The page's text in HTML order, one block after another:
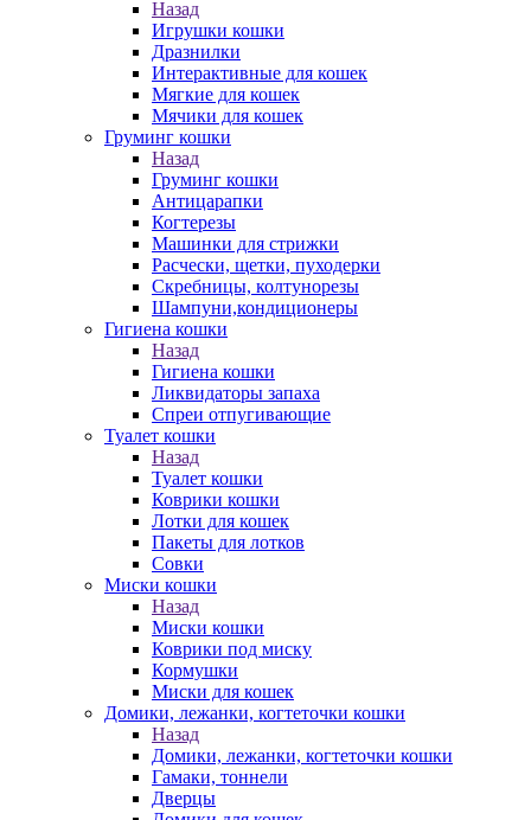
Назад
Игрушки кошки
Дразнилки
Интерактивные для кошек
Мягкие для кошек
Мячики для кошек
Груминг кошки
Назад
Груминг кошки
Антицарапки
Когтерезы
Машинки для стрижки
Расчески, щетки, пуходерки
Скребницы, колтунорезы
Шампуни,кондиционеры
Гигиена кошки
Назад
Гигиена кошки
Ликвидаторы запаха
Спреи отпугивающие
Туалет кошки
Назад
Туалет кошки
Коврики кошки
Лотки для кошек
Пакеты для лотков
Совки
Миски кошки
Назад
Миски кошки
Коврики под миску
Кормушки
Миски для кошек
Домики, лежанки, когтеточки кошки
Назад
Домики, лежанки, когтеточки кошки
Гамаки, тоннели
Дверцы